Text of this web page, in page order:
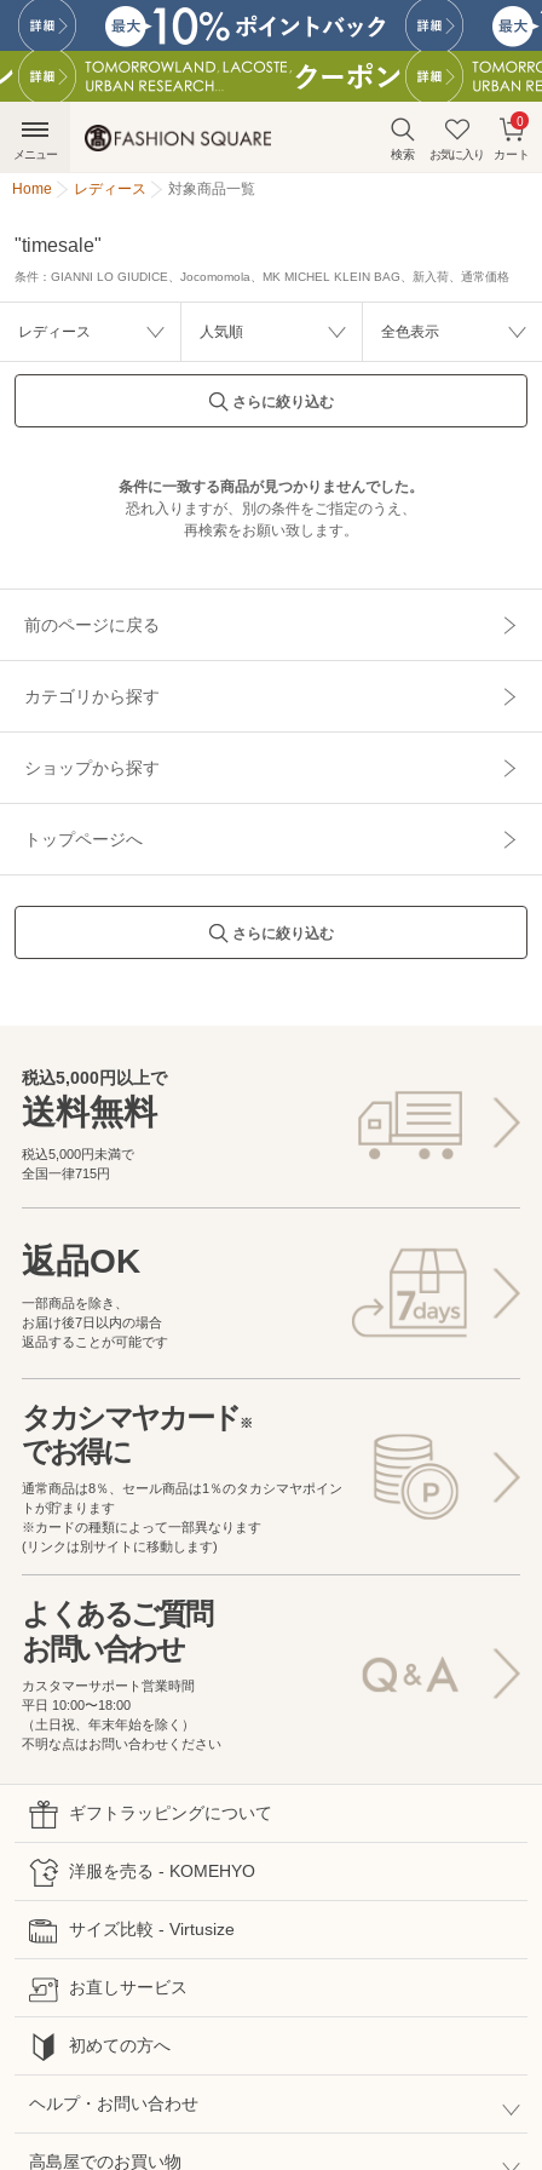
検索 お気に入り カート
0
メニュー
Home レディース 対象商品一覧
"timesale"
条件： GIANNI LO GIUDICE、Jocomomola、MK MICHEL KLEIN BAG、新入荷、通常価格
レディース 人気順 全色表示
さらに絞り込む
条件に一致する商品が見つかりませんでした。
恐れ入りますが、別の条件をご指定のうえ、
再検索をお願い致します。
前のページに戻る
カテゴリから探す
ショップから探す
トップページへ
さらに絞り込む
税込5,000円以上で
送料無料
税込5,000円未満で
全国一律715円
返品OK
一部商品を除き、
お届け後7日以内の場合
返品することが可能です
タカシマヤカード※
でお得に
通常商品は8％、セール商品は1％のタカシマヤポイン
トが貯まります
※カードの種類によって一部異なります
(リンクは別サイトに移動します)
よくあるご質問
お問い合わせ
カスタマーサポート営業時間
平日 10:00〜18:00
（土日祝、年末年始を除く）
不明な点はお問い合わせください
ギフトラッピングについて
洋服を売る - KOMEHYO
サイズ比較 - Virtusize
お直しサービス
初めての方へ
ヘルプ・お問い合わせ
高島屋でのお買い物